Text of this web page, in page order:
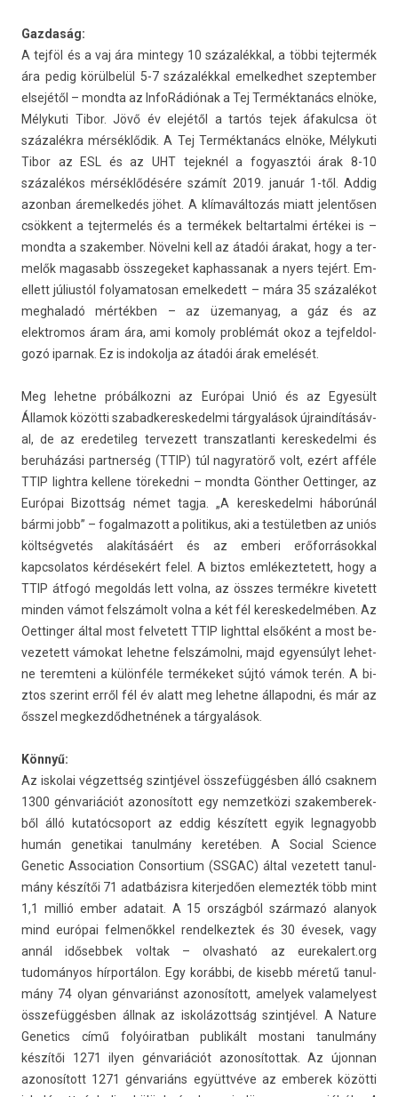
Gaz­daság:
A tejföl és a vaj ára min­tegy 10 százalékkal, a többi tej­termék
ára pedig körülbelül 5-7 százalékkal em­el­kedhet szep­temb­er
elsejétől – mondta az InfoRádiónak a Tej Terméktanács elnöke,
Mélykuti Tibor. Jövő év elejétől a tartós tejek áfakulcsa öt
százalékra mérséklődik. A Tej Terméktanács elnöke, Mélykuti
Tibor az ESL és az UHT tejek­nél a fogyasztói árak 8-10
százalékos mérséklődésére számít 2019. január 1-től. Addig
azon­ban áre­mel­kedés jöhet. A klímaváltozás miatt jelen­tős­en
csökkent a tej­termelés és a termékek be­ltar­talmi értékei is –
mondta a szakemb­er. Növelni kell az átadói árakat, hogy a ter­
melők magasabb összegeket kap­hassanak a nyers tejért. Em­
el­lett júliustól folyamatosan em­el­kedett – mára 35 százalékot
meg­haladó mértékben – az üzemanyag, a gáz és az
elektromos áram ára, ami komo­ly problémát okoz a tej­feldol­
gozó ipar­nak. Ez is in­dokol­ja az átadói árak emelését.
Meg lehet­ne próbál­kozni az Európai Unió és az Egyesült
Államok közötti szabad­keres­kedel­mi tárgyalások újrain­dításáv­
al, de az eredetileg ter­vezett trans­zat­lanti keres­kedel­mi és
beruházási partner­ség (TTIP) túl nagyratörő volt, ezért afféle
TTIP lig­htra kel­lene töreked­ni – mondta Gönther Oet­ting­er, az
Európai Bi­zottság német tagja. „A keres­kedel­mi háborúnál
bármi jobb” – fogal­mazott a politikus, aki a tes­tületb­en az uniós
költségvetés alakításáért és az em­beri erőfor­rásokk­al
kapcsolatos kérdésekért felel. A bi­ztos em­lékez­tetett, hogy a
TTIP átfogó megol­dás lett volna, az összes termékre kivetett
mind­en vámot felszámolt volna a két fél keres­kedel­méb­en. Az
Oet­ting­er által most fel­vetett TTIP lig­htt­al elsőként a most be­
vezetett vámokat lehet­ne felszámolni, majd egyen­súlyt lehet­
ne terem­teni a különféle termékeket sújtó vámok terén. A bi­
ztos szerint erről fél év alatt meg lehet­ne állapod­ni, és már az
ősszel meg­kezdőd­hetnének a tárgyalások.
Könnyű:
Az is­kolai vég­zettség szintjével összefüggésben álló csak­nem
1300 génvariációt azonosított egy nem­zetközi szakem­berek­
ből álló kutatóc­soport az eddig készített egyik leg­nagyobb
humán genetikai tanul­mány keretében. A Soci­al Sci­ence
Genetic As­socia­tion Con­sor­tium (SSGAC) által vezetett tanul­
mány készítői 71 adatbázisra kiter­jedő­en elemez­ték több mint
1,1 millió ember adatait. A 15 országból származó al­anyok
mind európai fel­menők­kel re­ndel­keztek és 30 évesek, vagy
annál időseb­bek vol­tak – ol­vasható az eurekalert.org
tudományos hírportálon. Egy korábbi, de kisebb méretű tanul­
mány 74 olyan génvariánst azonosított, amelyek valamelyest
összefüggésben állnak az iskolázottság szintjével. A Na­ture
Genetics című folyóirat­ban pub­likált mos­tani tanul­mány
készítői 1271 ilyen génvariációt azonosítot­tak. Az újon­nan
azonosított 1271 génvariáns együttvéve az em­berek közötti